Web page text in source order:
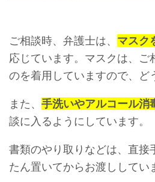
ご相談時、弁護士は、 マスク
応じています。マスクは、ご
のを着用していますので、ど
また、 手洗いやアルコール消
談に入るようにしています。
書類のやり取りなどは、直接
たん置いてからお渡ししてい